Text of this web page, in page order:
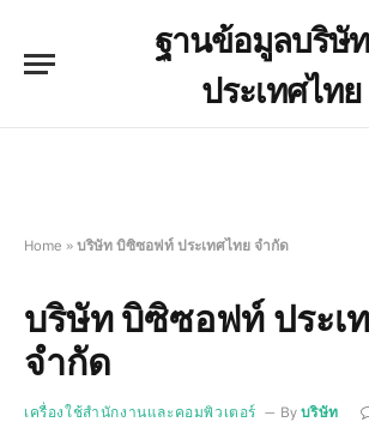
ฐานข้อมูลบริษั
ประเทศไทย
Home » บริษัท บิซิซอฟท์ ประเทศไทย จำกัด
บริษัท บิซิซอฟท์ ประเ
จำกัด
เครื่องใช้สำนักงานและคอมพิวเตอร์ By บริษัท